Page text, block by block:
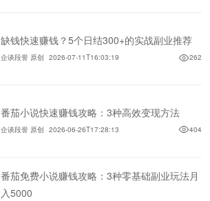
缺钱快速赚钱？5个日结300+的实战副业推荐
企谈段誉 原创 2026-07-11T16:03:19 262
番茄小说快速赚钱攻略：3种高效变现方法
企谈段誉 原创 2026-06-26T17:28:13 404
番茄免费小说赚钱攻略：3种零基础副业玩法月
入5000